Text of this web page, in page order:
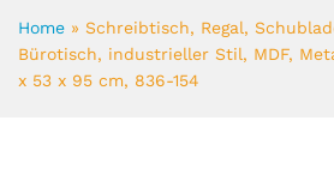
Home » Schreibtisch, Regal,
Bürotisch, industrieller Stil, MDF,
x 53 x 95 cm, 836-154